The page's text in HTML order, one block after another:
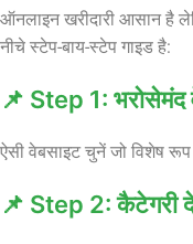
ऑनलाइन खरीदारी आसान है
नीचे स्टेप-बाय-स्टेप गाइड है:
📌 Step 1: भरोसेमंद
ऐसी वेबसाइट चुनें जो विशेष रूप
📌 Step 2: कैटेगरी